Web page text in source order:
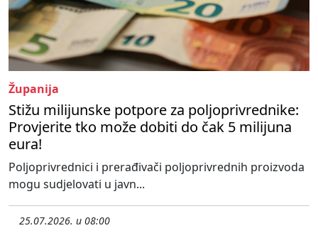
Županija
Stižu milijunske potpore za poljoprivrednike:
Provjerite tko može dobiti do čak 5 milijuna
eura!
Poljoprivrednici i prerađivači poljoprivrednih proizvoda
mogu sudjelovati u javn...
25.07.2026. u 08:00